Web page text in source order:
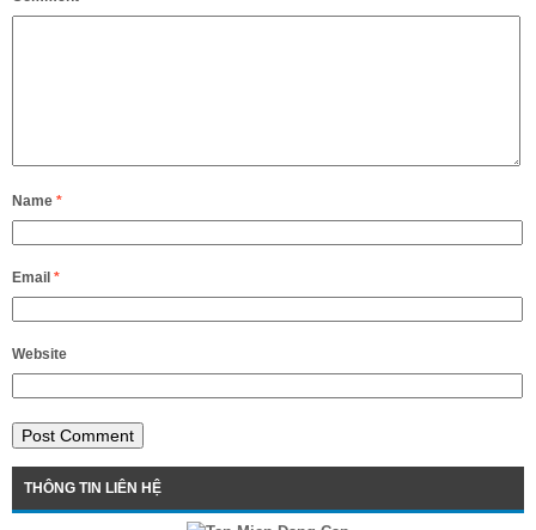
Name *
Email *
Website
THÔNG TIN LIÊN HỆ